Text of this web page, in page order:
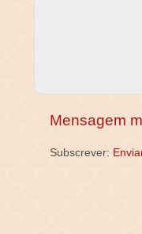
Mensagem
Subscrever: